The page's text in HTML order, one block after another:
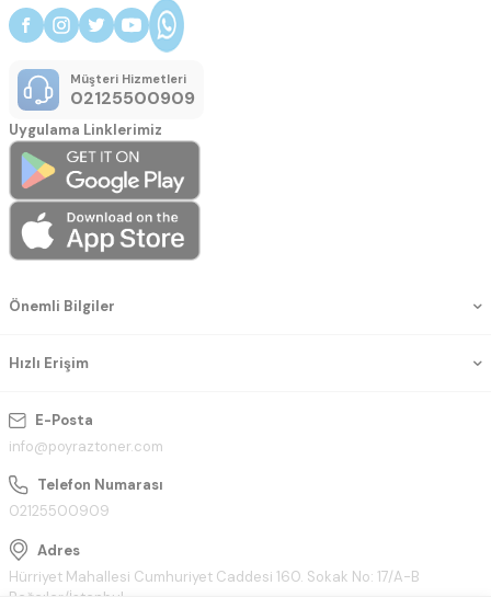
E-Posta
info@poyraztoner.com
Telefon Numarası
02125500909
Adres
Hürriyet Mahallesi Cumhuriyet Caddesi 160. Sokak No: 17/A-B
Önemli Bilgiler
Hızlı Erişim
Müşteri Hizmetleri
02125500909
Uygulama Linklerimiz